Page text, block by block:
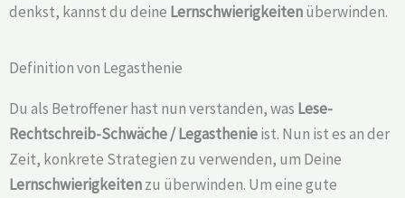
denkst, kannst du deine Lernschwierigkeitenüberwinden.
Definition von Legasthenie
Du als Betroffener hast nun verstanden, was Lese-
Rechtschreib-Schwäche /Legasthenieist. Nun ist es an der
Zeit, konkrete Strategien zu verwenden, um Deine
Lernschwierigkeitenzu überwinden. Um eine gute